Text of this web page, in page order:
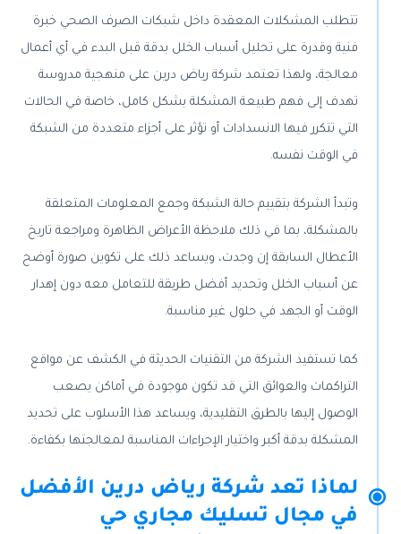
تتطلب المشكلات المعقدة داخل شبكات الصرف الصحي خبرة
فنية وقدرة على تحليل أسباب الخلل بدقة قبل البدء في أي أعمال
معالجة، ولهذا تعتمد شركة رياض درين على منهجية مدروسة
تهدف إلى فهم طبيعة المشكلة بشكل كامل، خاصة في الحالات
التي تتكرر فيها الانسدادات أو تؤثر على أجزاء متعددة من الشبكة
في الوقت نفسه.
وتبدأ الشركة بتقييم حالة الشبكة وجمع المعلومات المتعلقة
بالمشكلة، بما في ذلك ملاحظة الأعراض الظاهرة ومراجعة تاريخ
الأعطال السابقة إن وجدت، ويساعد ذلك على تكوين صورة أوضح
عن أسباب الخلل وتحديد أفضل طريقة للتعامل معه دون إهدار
الوقت أو الجهد في حلول غير مناسبة.
كما تستفيد الشركة من التقنيات الحديثة في الكشف عن مواقع
التراكمات والعوائق التي قد تكون موجودة في أماكن يصعب
الوصول إليها بالطرق التقليدية، ويساعد هذا الأسلوب على تحديد
المشكلة بدقة أكبر واختيار الإجراءات المناسبة لمعالجتها بكفاءة.
لماذا تعد شركة رياض درين الأفضل
في مجال تسليك مجاري حي